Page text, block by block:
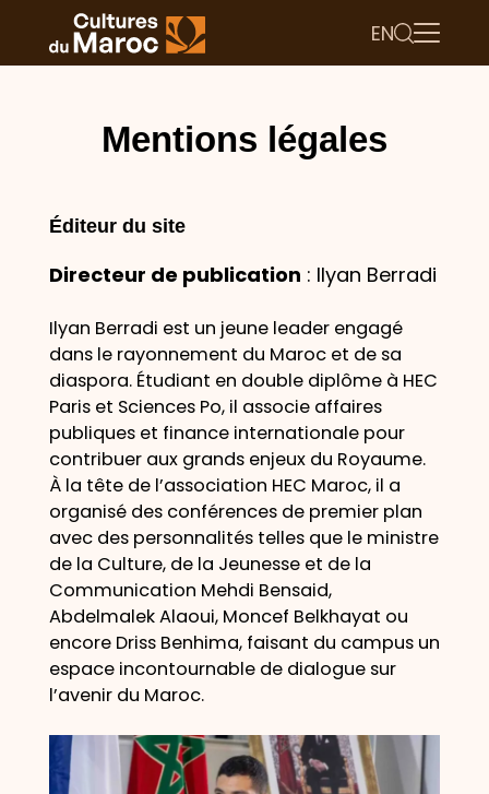
EN
Mentions légales
Éditeur du site
Directeur de publication : Ilyan Berradi
Ilyan Berradi est un jeune leader engagé
dans le rayonnement du Maroc et de sa
diaspora. Étudiant en double diplôme à HEC
Paris et Sciences Po, il associe affaires
publiques et finance internationale pour
contribuer aux grands enjeux du Royaume.
À la tête de l’association HEC Maroc, il a
organisé des conférences de premier plan
avec des personnalités telles que le ministre
de la Culture, de la Jeunesse et de la
Communication Mehdi Bensaid,
Abdelmalek Alaoui, Moncef Belkhayat ou
encore Driss Benhima, faisant du campus un
espace incontournable de dialogue sur
l’avenir du Maroc.